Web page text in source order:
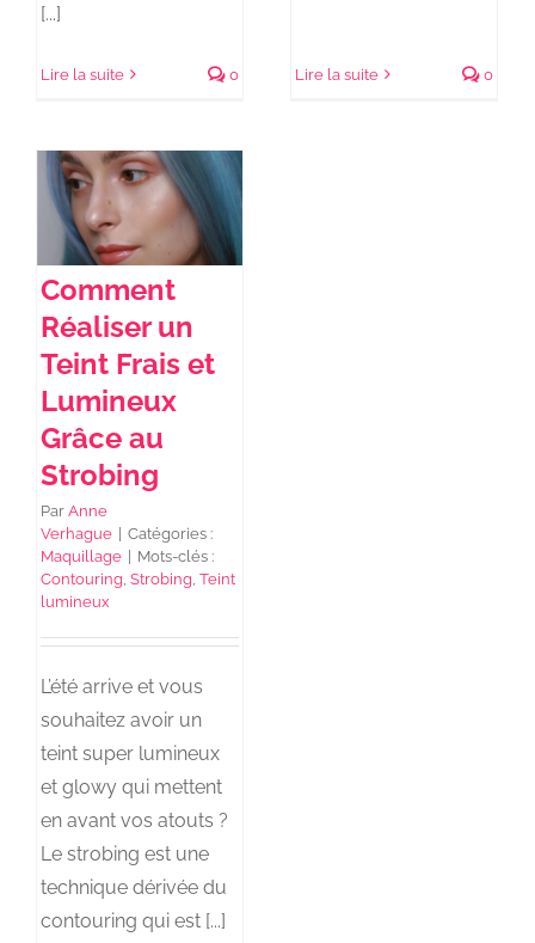
[...]
Lire la suite 0 Lire la suite 0
Comment
Réaliser un
Teint Frais et
Lumineux
Grâce au
Strobing
ParAnne
Verhague
Catégories :
Maquillage
Mots-clés :
Contouring ,Strobing ,Teint
lumineux
L’été arrive et vous
souhaitez avoir un
teint super lumineux
et glowy qui mettent
en avant vos atouts ?
Le strobing est une
technique dérivée du
contouring qui est [...]